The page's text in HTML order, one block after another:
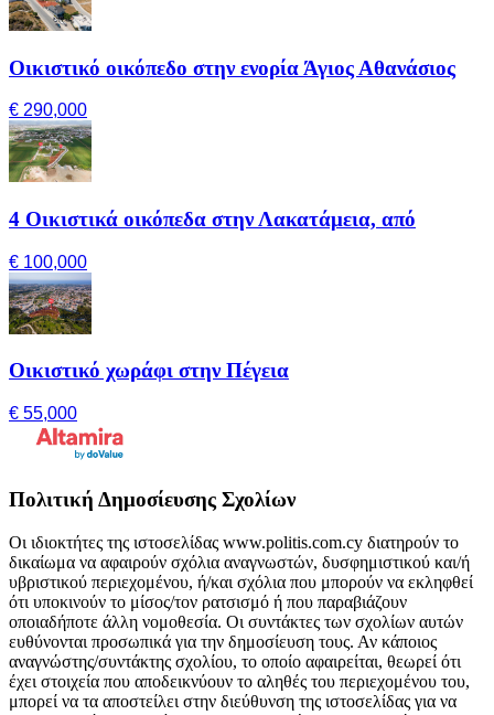
Οικιστικό οικόπεδο στην ενορία Άγιος Αθανάσιος
€ 290,000
4 Οικιστικά οικόπεδα στην Λακατάμεια, από
€ 100,000
Οικιστικό χωράφι στην Πέγεια
€ 55,000
Πολιτική Δημοσίευσης Σχολίων
Οι ιδιοκτήτες της ιστοσελίδας www.politis.com.cy διατηρούν το
δικαίωμα να αφαιρούν σχόλια αναγνωστών, δυσφημιστικού και/ή
υβριστικού περιεχομένου, ή/και σχόλια που μπορούν να εκληφθεί
ότι υποκινούν το μίσος/τον ρατσισμό ή που παραβιάζουν
οποιαδήποτε άλλη νομοθεσία. Οι συντάκτες των σχολίων αυτών
ευθύνονται προσωπικά για την δημοσίευση τους. Αν κάποιος
αναγνώστης/συντάκτης σχολίου, το οποίο αφαιρείται, θεωρεί ότι
έχει στοιχεία που αποδεικνύουν το αληθές του περιεχομένου του,
μπορεί να τα αποστείλει στην διεύθυνση της ιστοσελίδας για να